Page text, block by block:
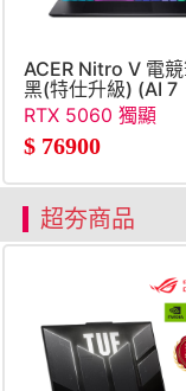
ACER Nitro V 電
黑(特仕升級) (AI 7
RTX 5060 獨顯
$ 76900
超夯商品